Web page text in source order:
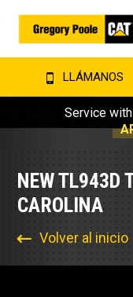
LLÁMANOS
Service
NEW TL943D
CAROLINA
Volver al inicio